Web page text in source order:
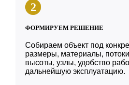
2
ФОРМИРУЕМ РЕШЕНИЕ
Собираем объект под
размеры, материалы,
высоты, узлы, удобство
дальнейшую эксплуатацию.